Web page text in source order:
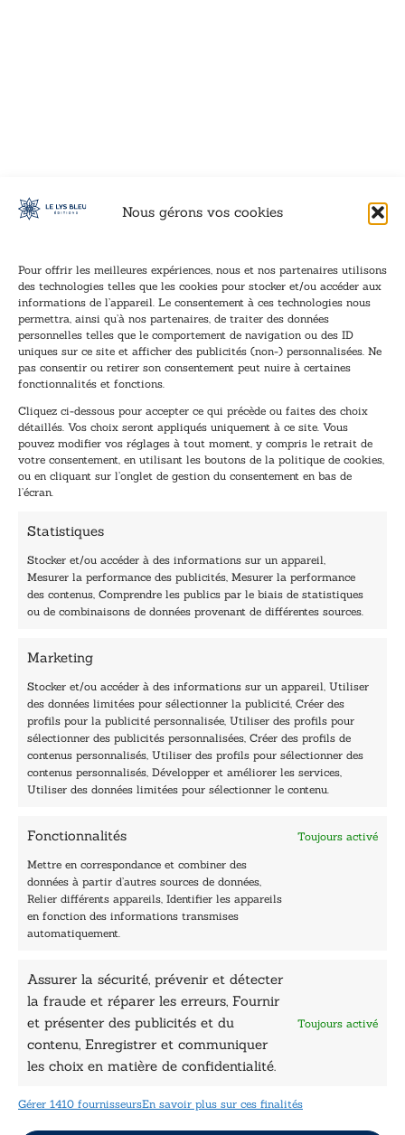
Nous gérons vos cookies
Pour offrir les meilleures expériences, nous et nos partenaires utilisons
des technologies telles que les cookies pour stocker et/ou accéder aux
informations de l’appareil. Le consentement à ces technologies nous
permettra, ainsi qu’à nos partenaires, de traiter des données
personnelles telles que le comportement de navigation ou des ID
uniques sur ce site et afficher des publicités (non-) personnalisées. Ne
pas consentir ou retirer son consentement peut nuire à certaines
fonctionnalités et fonctions.
Cliquez ci-dessous pour accepter ce qui précède ou faites des choix
détaillés. Vos choix seront appliqués uniquement à ce site. Vous
pouvez modifier vos réglages à tout moment, y compris le retrait de
votre consentement, en utilisant les boutons de la politique de cookies,
ou en cliquant sur l’onglet de gestion du consentement en bas de
l’écran.
Statistiques
Stocker et/ou accéder à des informations sur un appareil,
Mesurer la performance des publicités, Mesurer la performance
des contenus, Comprendre les publics par le biais de statistiques
ou de combinaisons de données provenant de différentes sources.
Marketing
Stocker et/ou accéder à des informations sur un appareil, Utiliser
des données limitées pour sélectionner la publicité, Créer des
profils pour la publicité personnalisée, Utiliser des profils pour
sélectionner des publicités personnalisées, Créer des profils de
contenus personnalisés, Utiliser des profils pour sélectionner des
contenus personnalisés, Développer et améliorer les services,
Utiliser des données limitées pour sélectionner le contenu.
Fonctionnalités Toujours activé
Mettre en correspondance et combiner des
données à partir d’autres sources de données,
Relier différents appareils, Identifier les appareils
en fonction des informations transmises
automatiquement.
Assurer la sécurité, prévenir et détecter
la fraude et réparer les erreurs, Fournir
et présenter des publicités et du
contenu, Enregistrer et communiquer
les choix en matière de confidentialité.
Toujours activé
Gérer 1410 fournisseursEn savoir plus sur ces finalités
Inscription à la newsletter
Inscrivez-vous à notre newsletter et recevez nos
dernières nouvelles.
-
m
a
i
l
a
i
l
E
m
a
i
l
*
TENEZ-MOI AU COURANT !
40, rue du Louvre 75001 Paris
Horaires du standard
De mardi à vendredi :
9h - 12h et 13h30 - 16h30
Lundi, samedi et dimanche : fermé
Navigation
Accueil
Les Plumes du Lys Bleu
Prix sciences humaines et sociales
Nos collections
Nos auteurs
Catalogue
Sciences humaines
Pratique
Le Petit Lys
Données légales
Conditions Générales de vente
Politique de cookies
Mentions légales